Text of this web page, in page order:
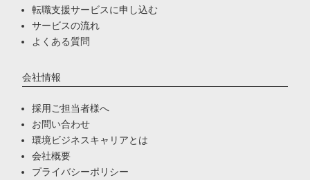
転職支援サービスに申し込む
サービスの流れ
よくある質問
会社情報
採用ご担当者様へ
お問い合わせ
環境ビジネスキャリアとは
会社概要
プライバシーポリシー